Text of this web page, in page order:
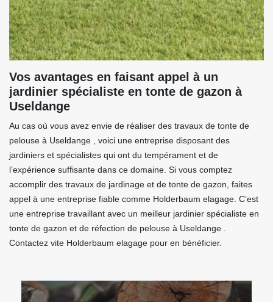
Vos avantages en faisant appel à un
jardinier spécialiste en tonte de gazon à
Useldange
Au cas où vous avez envie de réaliser des travaux de tonte de
pelouse à Useldange , voici une entreprise disposant des
jardiniers et spécialistes qui ont du tempérament et de
l’expérience suffisante dans ce domaine. Si vous comptez
accomplir des travaux de jardinage et de tonte de gazon, faites
appel à une entreprise fiable comme Holderbaum elagage. C’est
une entreprise travaillant avec un meilleur jardinier spécialiste en
tonte de gazon et de réfection de pelouse à Useldange .
Contactez vite Holderbaum elagage pour en bénéficier.